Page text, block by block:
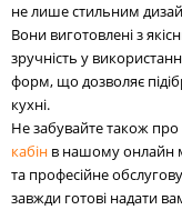
не лише стильним
Вони виготовлені з
зручність у
форм, що дозволяє
кухні.
Не забувайте також
кабін в нашому онлайн
та професійне
завжди готові надати